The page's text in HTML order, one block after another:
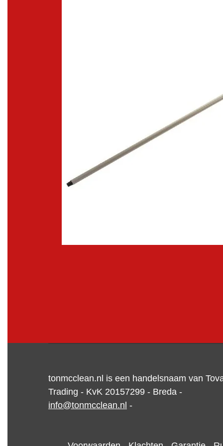
tonmcclean.nl is een handelsnaam van
Trading - KvK 20157299 - Breda -
info@tonmcclean.nl -